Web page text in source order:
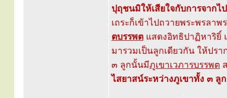
ปุถุชนมิให้เสียใจกับการจาก
เถระก็เข้าไปถวายพระพรลา
ตบรรพต แสดงอิทธิปาฏิหาริยิ์
มารวมเป็นลูกเดียวกัน ให้ปร
๓ ลูกนั้นมีภูเขาเวภารบรรพต
ไสยาสน์ระหว่างภูเขาทั้ง ๓